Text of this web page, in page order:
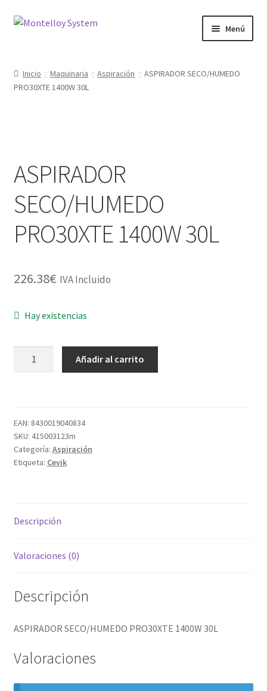
Ir
Ir
Menú
Ferretería
Protección Laboral
Contacto
Inicio Maquinaria Aspiración
ASPIRADOR SECO/HUMEDO
PRO30XTE 1400W 30L
ASPIRADOR
SECO/HUMEDO
PRO30XTE 1400W 30L
226.38€ IVA Incluido
Hay existencias
cantidad
Añadir al carrito
EAN: 8430019040834
SKU: 415003123m
Categoría: Aspiración
Etiqueta: Cevik
Descripción
Valoraciones (0)
Descripción
ASPIRADOR SECO/HUMEDO PRO30XTE 1400W 30L
Valoraciones